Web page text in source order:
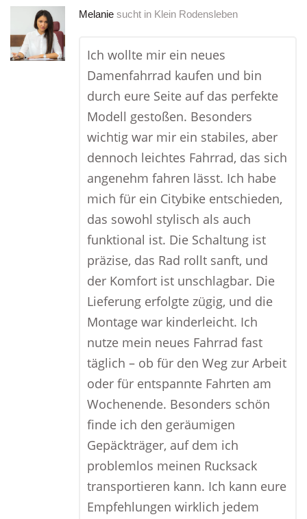
Melanie sucht in Klein Rodensleben
Ich wollte mir ein neues
Damenfahrrad kaufen und bin
durch eure Seite auf das perfekte
Modell gestoßen. Besonders
wichtig war mir ein stabiles, aber
dennoch leichtes Fahrrad, das sich
angenehm fahren lässt. Ich habe
mich für ein Citybike entschieden,
das sowohl stylisch als auch
funktional ist. Die Schaltung ist
präzise, das Rad rollt sanft, und
der Komfort ist unschlagbar. Die
Lieferung erfolgte zügig, und die
Montage war kinderleicht. Ich
nutze mein neues Fahrrad fast
täglich – ob für den Weg zur Arbeit
oder für entspannte Fahrten am
Wochenende. Besonders schön
finde ich den geräumigen
Gepäckträger, auf dem ich
problemlos meinen Rucksack
transportieren kann. Ich kann eure
Empfehlungen wirklich jedem